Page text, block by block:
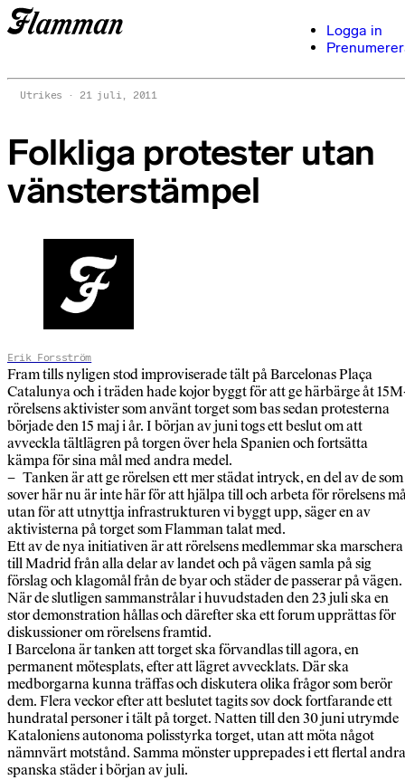
Logga in
Utrikes 21 juli, 2011
Folkliga protester utan
vänsterstämpel
Erik Forsström
Fram tills nyligen stod improviserade tält på Barcelonas Plaça
Catalunya och i träden hade kojor byggt för att ge härbärge åt
rörelsens aktivister som använt torget som bas sedan protesterna
började den 15 maj i år. I början av juni togs ett beslut om att
avveckla tältlägren på torgen över hela Spanien och fortsätta
kämpa för sina mål med andra medel.
– Tanken är att ge rörelsen ett mer städat intryck, en del av de som
sover här nu är inte här för att hjälpa till och arbeta för rörelsens
utan för att utnyttja infrastrukturen vi byggt upp, säger en av
aktivisterna på torget som Flamman talat med.
Ett av de nya initiativen är att rörelsens medlemmar ska marschera
till Madrid från alla delar av landet och på vägen samla på sig
förslag och klagomål från de byar och städer de passerar på vägen.
När de slutligen sammanstrålar i huvudstaden den 23 juli ska en
stor demonstration hållas och därefter ska ett forum upprättas för
diskussioner om rörelsens framtid.
I Barcelona är tanken att torget ska förvandlas till agora, en
permanent mötesplats, efter att lägret avvecklats. Där ska
medborgarna kunna träffas och diskutera olika frågor som berör
dem. Flera veckor efter att beslutet tagits sov dock fortfarande ett
hundratal personer i tält på torget. Natten till den 30 juni utrymde
Kataloniens autonoma polisstyrka torget, utan att möta något
nämnvärt motstånd. Samma mönster upprepades i ett flertal andra
spanska städer i början av juli.